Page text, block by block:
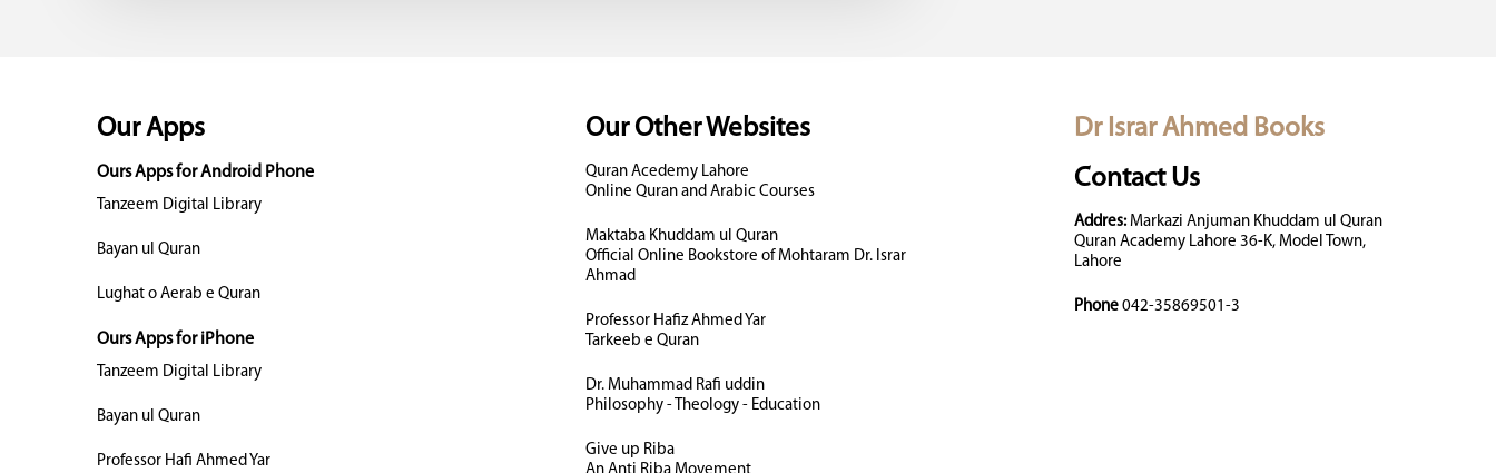
Dr Israr Ahmed Books
Contact Us
Addres:Markazi Anjuman Khuddam ul Quran
Quran Academy Lahore 36-K, Model Town,
Lahore
Phone 042-35869501-3
Our Other Websites
Quran Acedemy Lahore
Online Quran and Arabic Courses
Maktaba Khuddam ul Quran
Official Online Bookstore of Mohtaram Dr. Israr
Ahmad
Professor Hafiz Ahmed Yar
Tarkeeb e Quran
Dr. Muhammad Rafi uddin
Philosophy - Theology - Education
Give up Riba
Our Apps
Ours Apps for Android Phone
Tanzeem Digital Library
Bayan ul Quran
Lughat o Aerab e Quran
Ours Apps for iPhone
Tanzeem Digital Library
Bayan ul Quran
Professor Hafi Ahmed Yar